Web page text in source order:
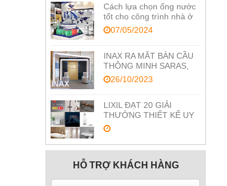
Cách lựa chọn ống nước
tốt cho công trình nhà ở
07/05/2024
INAX RA MẮT BÀN CẦU
THÔNG MINH SARAS,
TỐI ƯU CÔNG NGHỆ
CHĂM SÓC SỨC KHỎE
26/10/2023
LIXIL ĐẠT 20 GIẢI
THƯỞNG THIẾT KẾ UY
TÍN RED DOT VÀ IF
DESIGN
HỖ TRỢ KHÁCH HÀNG